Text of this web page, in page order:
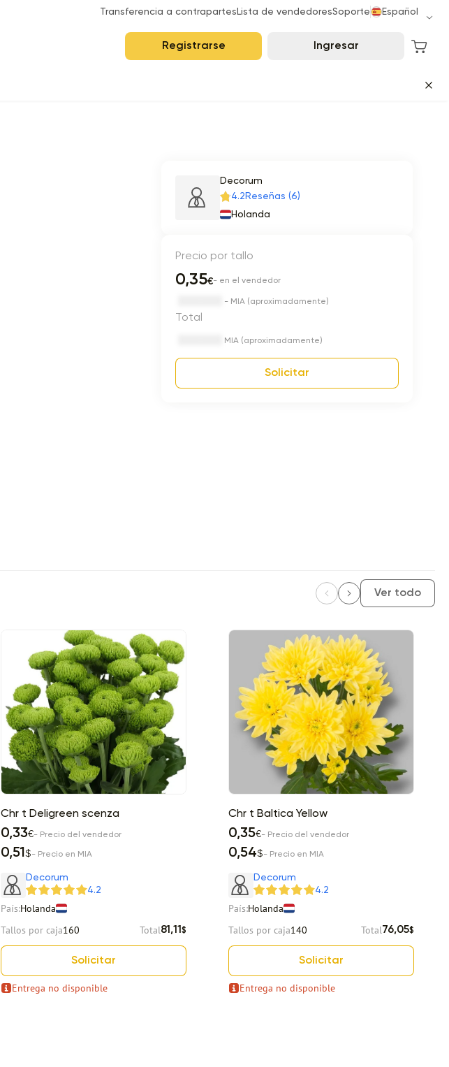
Transferencia a contrapartes Lista de vendedoresSoporte Español
Registrarse Ingresar
Decorum
4.2 Reseñas (6)
Holanda
Precio por tallo
0,35€- en el vendedor
- MIA (aproximadamente)
Total
MIA (aproximadamente)
Solicitar
Ver todo
Chr t Deligreen scenza
0,33€- Precio del vendedor
0,51$- Precio en MIA
Decorum
4.2
País:Holanda
Tallos por caja160 Total81,11 $
Solicitar
Entrega no disponible
Chr t Baltica Yellow
0,35€- Precio del vendedor
0,54$- Precio en MIA
Decorum
4.2
País:Holanda
Tallos por caja140 Total76,05$
Solicitar
Entrega no disponible